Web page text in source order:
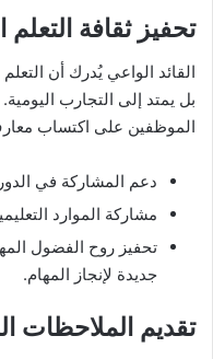
تحفيز ثقافة التعلم
القائد الواعي يُدرك أن
بل يمتد إلى التجارب
الموظفين على اكتساب
دعم المشاركة في
مشاركة الموارد
تحفيز روح الفضول
جديدة لإنجاز المهام.
تقديم الملاحظات